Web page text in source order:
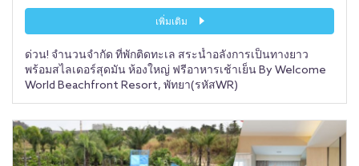
เพิ่มเติม
ด่วน! จำนวนจำกัด ที่พักติดทะเล สระน้ำอลังการเป็นทางยาว
พร้อมสไลเดอร์สุดมัน ห้องใหญ่ ฟรีอาหารเช้าเย็น By Welcome
World Beachfront Resort, พัทยา(รหัสWR)